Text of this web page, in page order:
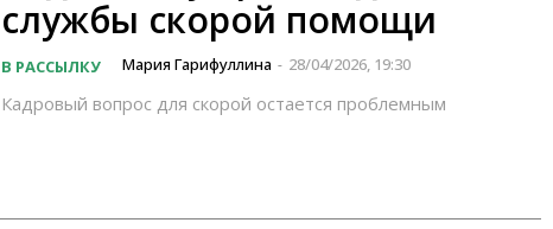
службы скорой помощи
В РАССЫЛКУ Мария Гарифуллина - 28/04/2026, 19:30
Кадровый вопрос для скорой остается проблемным